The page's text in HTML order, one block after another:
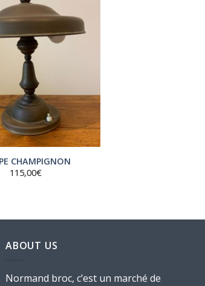
CHAMPIGNON
115,00€
ABOUT US
Normand broc, c’est un marché de